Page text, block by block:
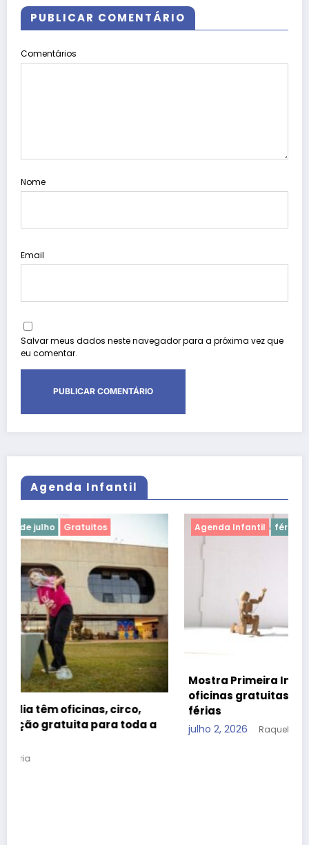
PUBLICAR COMENTÁRIO
Comentários
Nome
Email
Salvar meus dados neste navegador para a próxima vez que
eu comentar.
Agenda Infantil
Agenda Infantil Gratuitos
Mostra Primeira Infância leva teatro, cinema e
oficinas gratuitas ao CCBB Brasília durante as
férias
julho 2, 2026 Raquel Dória